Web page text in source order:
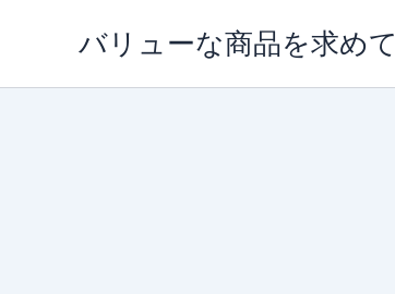
バリューな商品を求めて